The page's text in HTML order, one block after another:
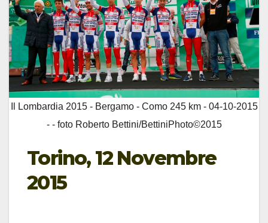
Il Lombardia 2015 - Bergamo - Como 245 km - 04-10-2015
- - foto Roberto Bettini/BettiniPhoto©2015
Torino, 12 Novembre
2015